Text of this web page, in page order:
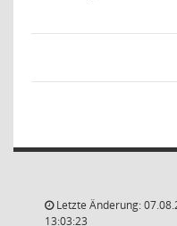
Letzte Änderung:
13:03:23